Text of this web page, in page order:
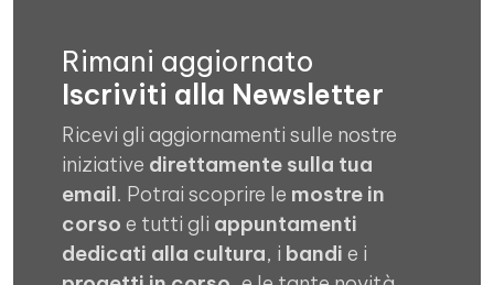
Rimani aggiornato
Iscriviti alla Newsletter
Ricevi gli aggiornamenti sulle nostre
iniziative direttamente sulla tua
email. Potrai scoprire le mostre in
corso e tutti gli appuntamenti
dedicati alla cultura, i bandi e i